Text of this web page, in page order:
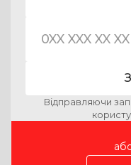
Відправляючи